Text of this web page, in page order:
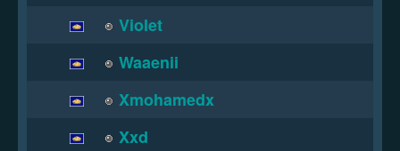
Violet
Waaenii
Xmohamedx
Xxd